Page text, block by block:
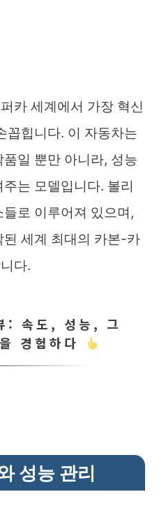
카 세계에서 가장 혁신
꼽힙니다. 이 자동차는
일 뿐만 아니라, 성능
는 모델입니다. 볼리
로 이루어져 있으며,
세계 최대의 카본-카
다.
: 속도, 성능, 그
경험하다
성능 관리